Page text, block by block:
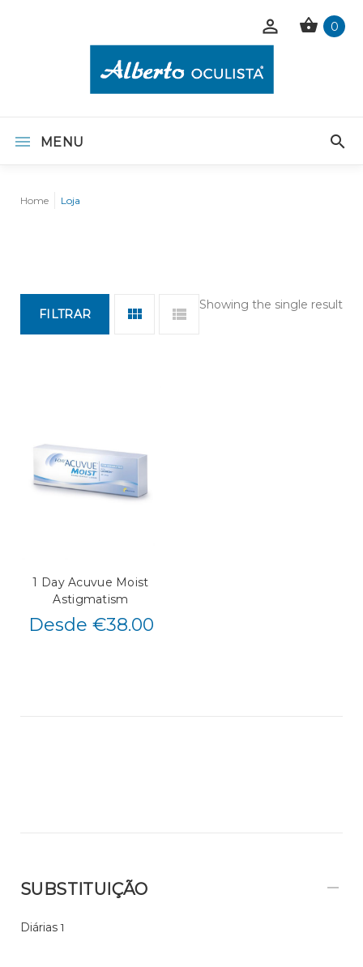
0
MENU
Home Loja
Showing the single result
FILTRAR
1 Day Acuvue Moist
Astigmatism
Desde €38.00
SUBSTITUIÇÃO
Diárias 1